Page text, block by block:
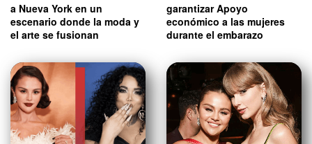
a Nueva York en un
escenario donde la moda y
el arte se fusionan
garantizar Apoyo
económico a las mujeres
durante el embarazo